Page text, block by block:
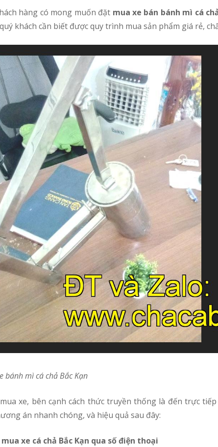
hàng có mong muốn đặt mua xe bán bánh mì cá
khách cần biết được quy trình mua sản phẩm giá rẻ,
bánh mì cá chả Bắc Kạn
án nhanh chóng, và hiệu quả sau đây:
xe cá chả Bắc Kạn qua số điện thoại